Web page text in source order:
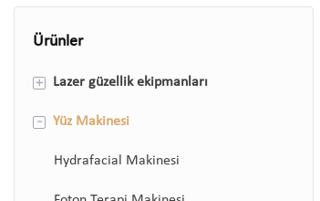
Ürünler
+ Lazer güzellik ekipmanları
808 Diod Lazer Epilasyon Makinesi
ND Yag Lazer Makinesi
- Yüz Makinesi
Hydrafacial Makinesi